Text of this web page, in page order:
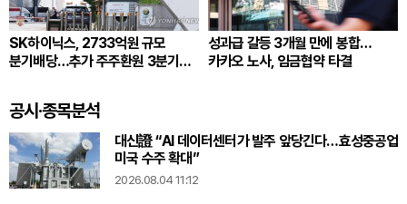
SK하이닉스, 2733억원 규모
분기배당…추가 주주환원 3분기
성과급 갈등 3개월 만에 봉합…
카카오 노사, 임금협약 타결
공시·종목분석
대신證 “AI 데이터센터가 발주 앞당긴다…효성중공업
미국 수주 확대”
2026.08.04 11:12